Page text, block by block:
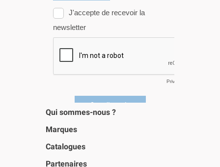
Qui sommes-nous ?
Marques
Catalogues
Partenaires